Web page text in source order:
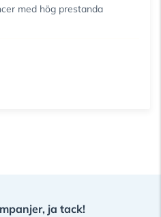
med hög prestanda
ja tack!